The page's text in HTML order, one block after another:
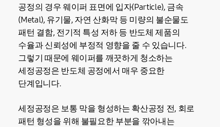
공정의 경우 웨이퍼 표면에 입자(Particle), 금속
(Metal), 유기물, 자연 산화막 등 미량의 불순물도
패턴 결함, 전기적 특성 저하 등 반도체 제품의
수율과 신뢰성에 부정적 영향을 줄 수 있습니다.
그렇기 때문에 웨이퍼를 깨끗하게 청소하는
세정공정은 반도체 공정에서 매우 중요한
단계입니다.
세정공정은 보통 막을 형성하는 확산공정 전, 회로
패턴 형성을 위해 불필요한 부분을 깎아내는